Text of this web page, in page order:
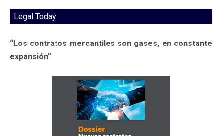
Legal Today
“Los contratos mercantiles son gases, en constante
expansión”